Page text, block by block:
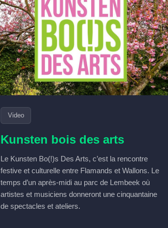
Video
Kunsten bois des arts
Le Kunsten Bo(!)s Des Arts, c’est la rencontre
festive et culturelle entre Flamands et Wallons. Le
temps d’un après-midi au parc de Lembeek où
artistes et musiciens donneront une cinquantaine
de spectacles et ateliers.